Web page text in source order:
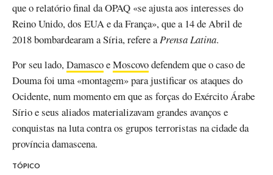
que o relatório final da OPAQ «se ajusta aos interesses do
Reino Unido, dos EUA e da França», que a 14 de Abril de
2018 bombardearam a Síria, refere aPrensa Latina.
Por seu lado,DamascoeMoscovodefendem que o caso de
Douma foi uma «montagem» para justificar os ataques do
Ocidente, num momento em que as forças do Exército Árabe
Sírio e seus aliados materializavam grandes avanços e
conquistas na luta contra os grupos terroristas na cidade da
província damascena.
TÓPICO